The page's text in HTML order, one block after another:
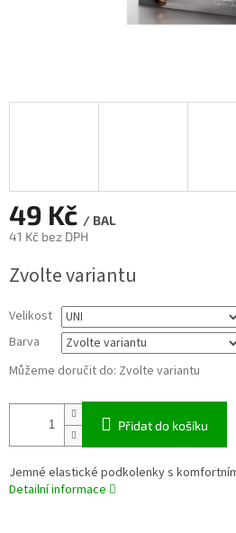
49 Kč / BAL
41 Kč bez DPH
cena:
Zvolte variantu
Velikost
Barva
Můžeme doručit do: Zvolte variantu
Přidat do košíku
Jemné elastické podkolenky s
Detailní informace